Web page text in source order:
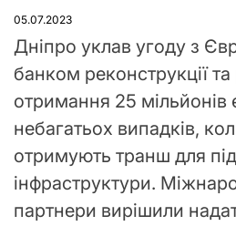
05.07.2023
Дніпро уклав угоду з
банком реконструкції
отримання 25 мільйонів
небагатьох випадків,
отримують транш для
інфраструктури.
партнери вирішили